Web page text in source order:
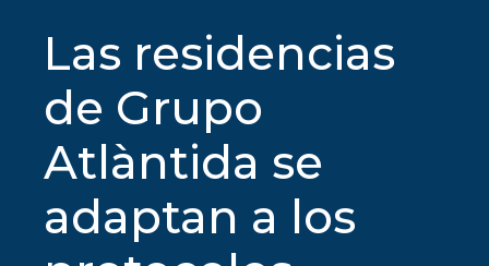
Las residencias
de Grupo
Atlàntida se
adaptan a los